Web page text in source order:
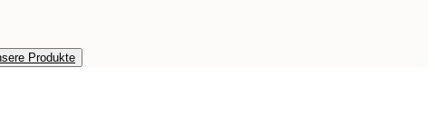
Produkte